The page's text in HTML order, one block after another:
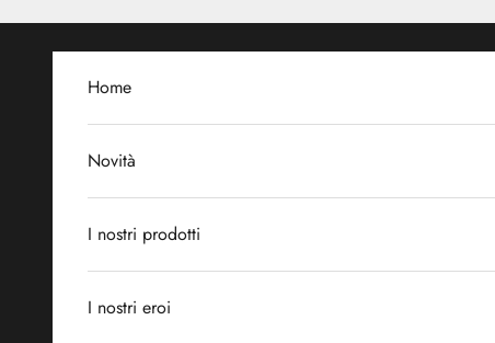
Home
Novità
I nostri prodotti
I nostri eroi